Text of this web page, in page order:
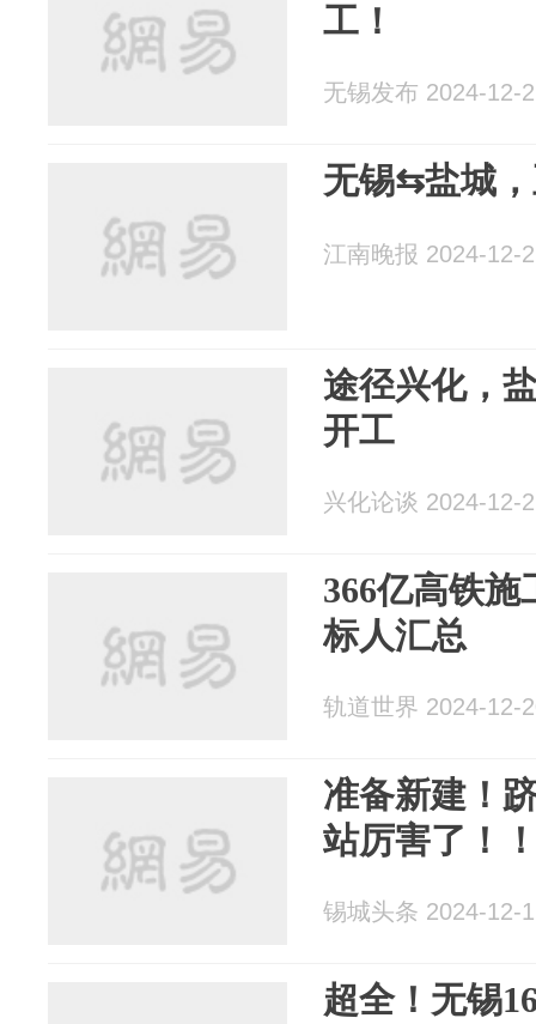
工！
无锡发布 2024-12-
无锡⇆盐城
江南晚报 2024-12-
途径兴化，
开工
兴化论谈 2024-12-
366亿高铁
标人汇总
轨道世界 2024-12-
准备新建！
站厉害了！
锡城头条 2024-12-
超全！无锡